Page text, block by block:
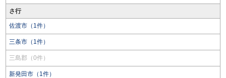
さ行
佐渡市（1件）
三条市（1件）
三島郡（0件）
新発田市（1件）